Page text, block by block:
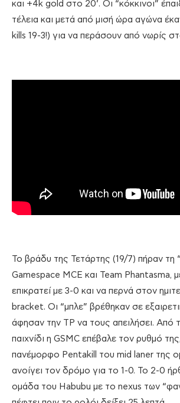
και +4k gold στο 20’. Οι “κόκκινοι”
τέλεια και μετά από μισή ώρα αγώνα
kills 19-3!) για να περάσουν από νωρίς
Το βράδυ της Τετάρτης (19/7) πήραν τη
Gamespace MCE και Team Phantasma,
επικρατεί με 3-0 και να περνά στον
bracket. Οι “μπλε” βρέθηκαν σε
άφησαν την TP να τους απειλήσει. Από
παιχνίδι η GSMC επέβαλε τον ρυθμό
πανέμορφο Pentakill του mid laner της
ανοίγει τον δρόμο για το 1-0. Το 2-0
ομάδα του Habubu με το nexus των